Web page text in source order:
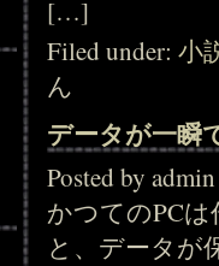
[…]
Filed under:小
ん
データが一瞬
Posted by
かつてのPC
と、データが